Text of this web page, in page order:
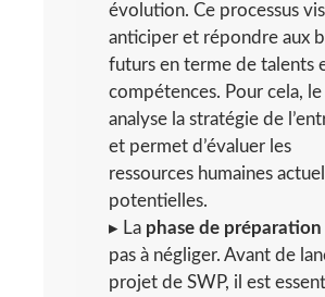
évolution. Ce processus
anticiper et répondre aux
futurs en terme de talents
compétences. Pour cela,
analyse la stratégie de
et permet d’évaluer les
ressources humaines
potentielles.
▸ La phase de préparation
pas à négliger. Avant de
projet de SWP, il est